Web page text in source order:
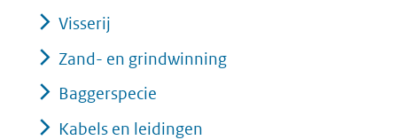
Visserij
Zand- en grindwinning
Baggerspecie
Kabels en leidingen